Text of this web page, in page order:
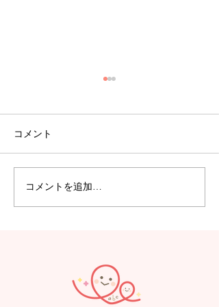
【えみたす】Summer
Festival 🎋🌻
コメント
コメントを追加…